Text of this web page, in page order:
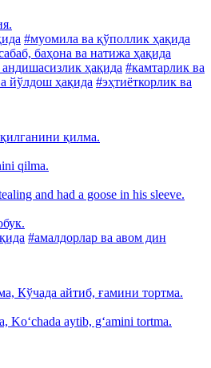
#муомила ва қўполлик ҳақида
баҳона ва натижа ҳақида
ҳақида #камтарлик ва
йўлдош ҳақида #эҳтиёткорлик ва
қилма.
qilma.
and had a goose in his sleeve.
#амалдорлар ва авом дин
Кўчада айтиб, ғамини тортма.
Ko‘chada aytib, g‘amini tortma.